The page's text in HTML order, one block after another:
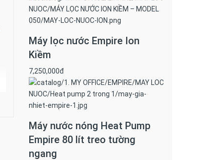
Máy lọc nước Empire Ion
Kiềm
7,250,000đ
Máy nước nóng Heat Pump
Empire 80 lít treo tường
ngang